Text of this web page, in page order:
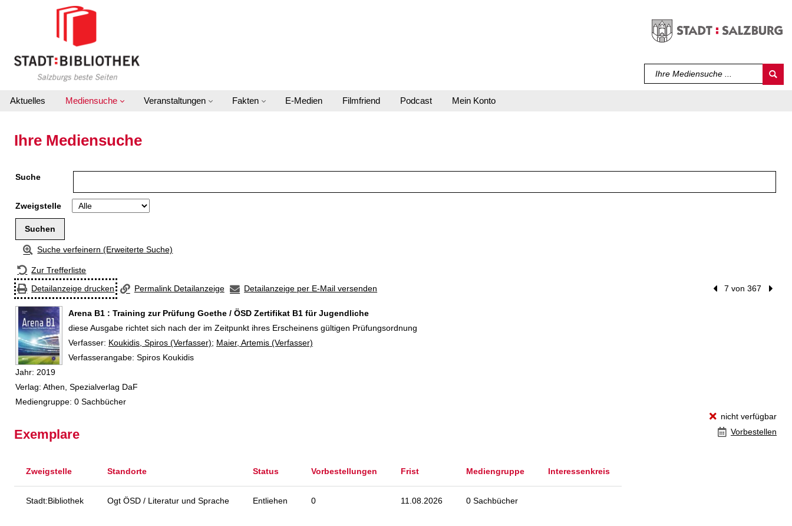
Zur Detailanzeige springen
Sprache auswählen
Aktuelles Mediensuche Veranstaltungen Fakten E-Medien Filmfriend Podcast Mein Konto
Ihre Mediensuche
Suche
Zweigstelle
Suche verfeinern (Erweiterte Suche)
Zur Trefferliste
Detailanzeige drucken
Permalink Detailanzeige Detailanzeige per E-Mail versenden Vorheriger Treffer
7 von 367
Arena B1 : Training zur Prüfung Goethe / ÖSD Zertifikat B1 für Jugendliche
diese Ausgabe richtet sich nach der im Zeitpunkt ihres Erscheinens gültigen Prüfungsordnung
Verfasser: Suche nach diesem Verfasser
Koukidis, Spiros (Verfasser); Maier, Artemis (Verfasser)
Verfasserangabe: Spiros Koukidis
Jahr: 2019
Verlag: Athen, Spezialverlag DaF
Mediengruppe: 0 Sachbücher
nicht verfügbar
Vorbestellen
Exemplare
Zweigstelle Standorte Status Vorbestellungen Frist Mediengruppe Interessenkreis
Stadt:Bibliothek Ogt ÖSD / Literatur und Sprache Entliehen 0 11.08.2026 0 Sachbücher